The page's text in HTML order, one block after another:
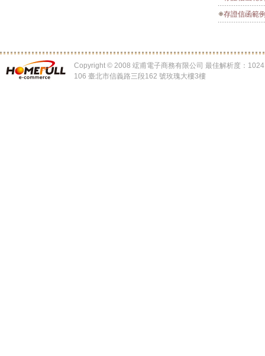
存證信函範
Copyright © 2008 竤甫電子商務有限公司 最佳解析度：
106 臺北市信義路三段162 號玫瑰大樓3樓